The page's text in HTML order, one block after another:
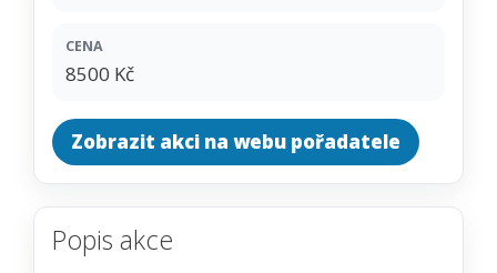
CENA
8500 Kč
Zobrazit akci na webu pořadatele
Popis akce